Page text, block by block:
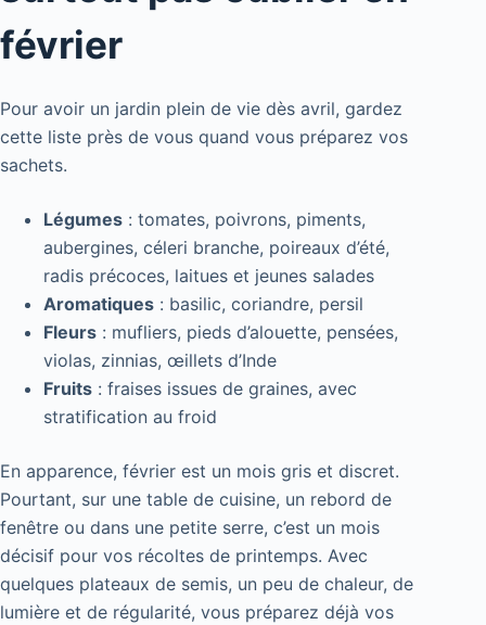
février
Pour avoir un jardin plein de vie dès avril, gardez
cette liste près de vous quand vous préparez vos
sachets.
Légumes : tomates, poivrons, piments,
aubergines, céleri branche, poireaux d’été,
radis précoces, laitues et jeunes salades
Aromatiques : basilic, coriandre, persil
Fleurs : mufliers, pieds d’alouette, pensées,
violas, zinnias, œillets d’Inde
Fruits : fraises issues de graines, avec
stratification au froid
En apparence, février est un mois gris et discret.
Pourtant, sur une table de cuisine, un rebord de
fenêtre ou dans une petite serre, c’est un mois
décisif pour vos récoltes de printemps. Avec
quelques plateaux de semis, un peu de chaleur, de
lumière et de régularité, vous préparez déjà vos